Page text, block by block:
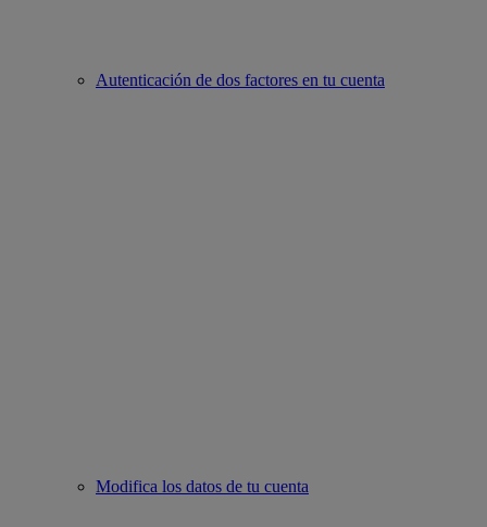
Autenticación de dos factores en tu cuenta
Modifica los datos de tu cuenta